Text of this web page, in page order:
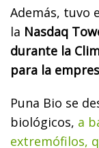
Además, tuvo
la Nasdaq
durante la
para la
Puna Bio se
biológicos, a
extremófilos,